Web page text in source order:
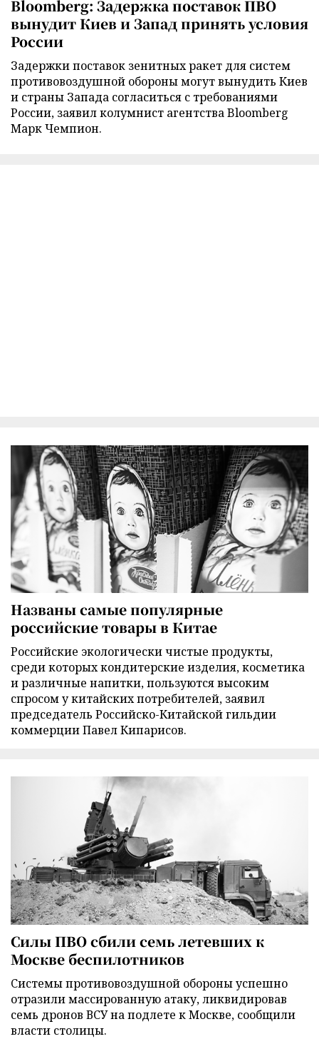
Bloomberg: Задержка поставок ПВО
вынудит Киев и Запад принять условия
России
Задержки поставок зенитных ракет для систем
противовоздушной обороны могут вынудить Киев
и страны Запада согласиться с требованиями
России, заявил колумнист агентства Bloomberg
Марк Чемпион.
Названы самые популярные
российские товары в Китае
Российские экологически чистые продукты,
среди которых кондитерские изделия, косметика
и различные напитки, пользуются высоким
спросом у китайских потребителей, заявил
председатель Российско-Китайской гильдии
коммерции Павел Кипарисов.
Силы ПВО сбили семь летевших к
Москве беспилотников
Cистемы противовоздушной обороны успешно
отразили массированную атаку, ликвидировав
семь дронов ВСУ на подлете к Москве, сообщили
власти столицы.